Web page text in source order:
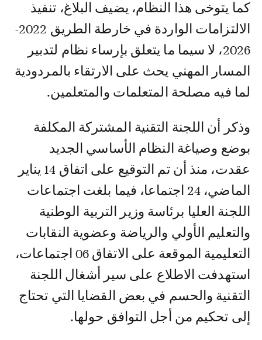
كما يتوخى هذا النظام، يضيف البلاغ، تنفيذ
الالتزامات الواردة في خارطة الطريق 2022-
2026، لا سيما ما يتعلق بإرساء نظام لتدبير
المسار المهني يحث على الارتقاء بالمردودية
لما فيه مصلحة المتعلمات والمتعلمين.
وذكر أن اللجنة التقنية المشتركة المكلفة
بوضع وصياغة النظام الأساسي الجديد
عقدت، منذ أن تم التوقيع على اتفاق 14 يناير
الماضي، 24 اجتماعا، فيما بلغت اجتماعات
اللجنة العليا برئاسة وزير التربية الوطنية
والتعليم الأولي والرياضة وعضوية النقابات
التعليمية الموقعة على الاتفاق 06 اجتماعات،
استهدفت الاطلاع على سير أشغال اللجنة
التقنية والحسم في بعض القضايا التي تحتاج
إلى تحكيم من أجل التوافق حولها.